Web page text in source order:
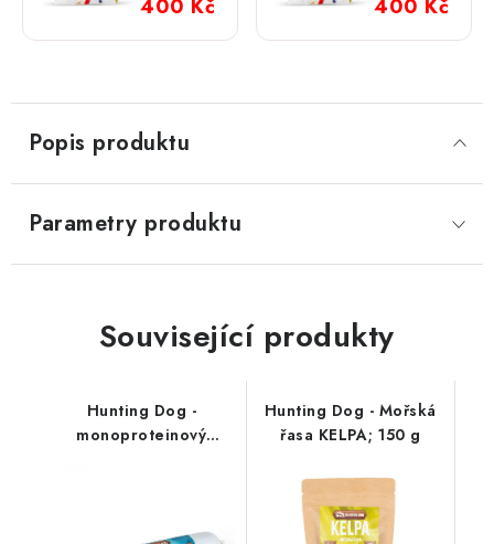
400 Kč 400 Kč
Popis produktu
Parametry produktu
Související produkty
Hunting Dog -
monoproteinový
Hunting Dog - Mořská
řasa KELPA; 150 g